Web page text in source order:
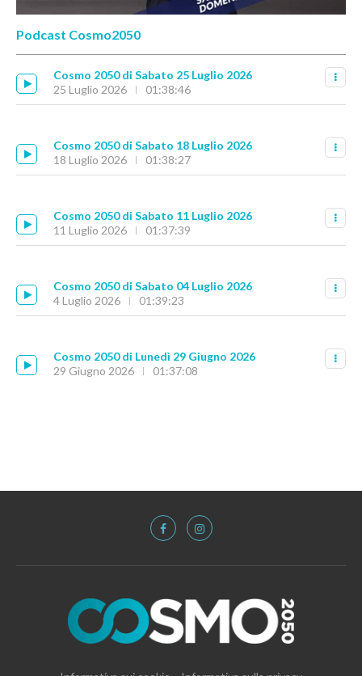
Podcast Cosmo2050
Cosmo 2050 di Sabato 25 Luglio 2026
25 Luglio 2026
01:38:46
Cosmo 2050 di Sabato 18 Luglio 2026
18 Luglio 2026
01:38:27
Cosmo 2050 di Sabato 11 Luglio 2026
11 Luglio 2026
01:37:39
Cosmo 2050 di Sabato 04 Luglio 2026
4 Luglio 2026
01:39:23
Cosmo 2050 di Lunedì 29 Giugno 2026
29 Giugno 2026
01:37:08